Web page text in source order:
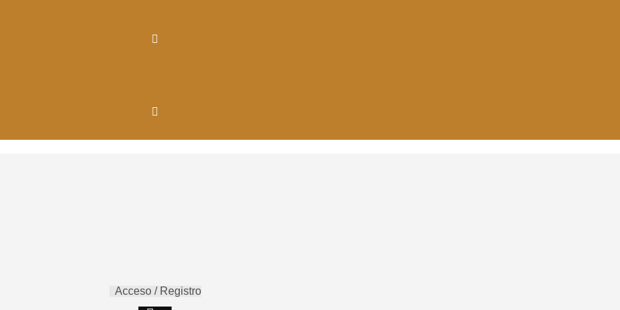
Acceso / Registro